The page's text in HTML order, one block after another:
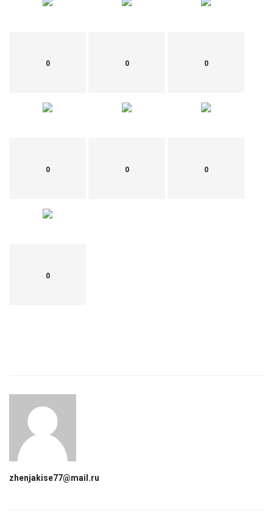
0 0 0
0 0 0
0
zhenjakise77@mail.ru